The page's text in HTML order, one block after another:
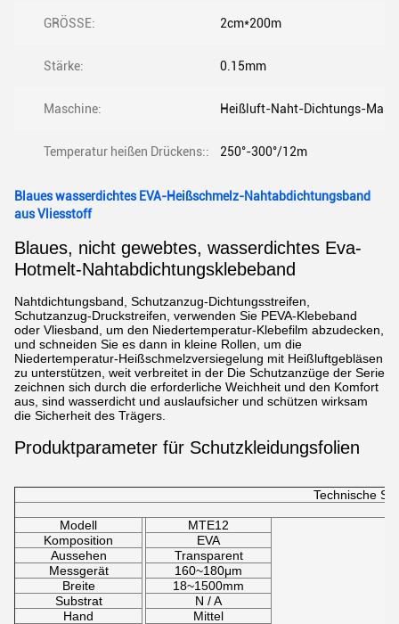
GRÖSSE: 2cm*200m
Stärke: 0.15mm
Maschine: Heißluft-Naht-Dichtungs-
Temperatur heißen Drückens:: 250°-300°/12m
Blaues wasserdichtes EVA-Heißschmelz-Nahtabdichtungsband
aus Vliesstoff
Blaues, nicht gewebtes, wasserdichtes Eva-
Hotmelt-Nahtabdichtungsklebeband
Nahtdichtungsband, Schutzanzug-Dichtungsstreifen,
Schutzanzug-Druckstreifen, verwenden Sie PEVA-Klebeband
oder Vliesband, um den Niedertemperatur-Klebefilm abzudecken,
und schneiden Sie es dann in kleine Rollen, um die
Niedertemperatur-Heißschmelzversiegelung mit Heißluftgebläsen
zu unterstützen, weit verbreitet in der Die Schutzanzüge der Serie
zeichnen sich durch die erforderliche Weichheit und den Komfort
aus, sind wasserdicht und auslaufsicher und schützen wirksam
die Sicherheit des Trägers.
Produktparameter für Schutzkleidungsfolien
Technische
Modell
MTE12
Komposition
EVA
Aussehen
Transparent
Messgerät
160~180μm
Breite
18~1500mm
Substrat
N / A
Hand
Mittel